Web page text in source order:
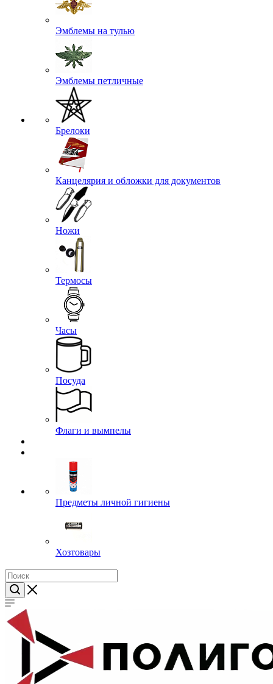
Эмблемы на тулью
Эмблемы петличные
Брелоки
Канцелярия и обложки для документов
Ножи
Термосы
Часы
Посуда
Флаги и вымпелы
Предметы личной гигиены
Хозтовары